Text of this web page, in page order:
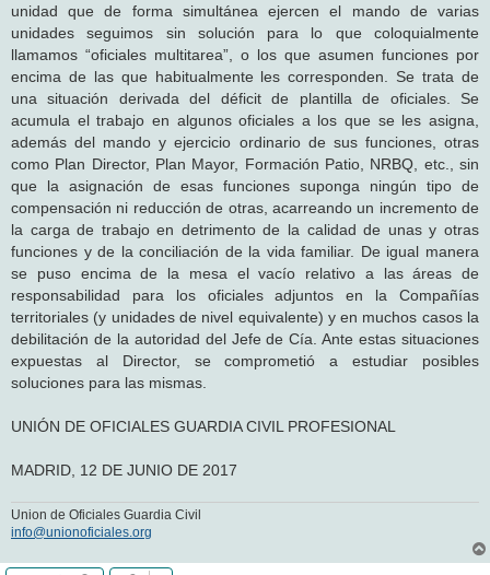
unidad que de forma simultánea ejercen el mando de varias
unidades seguimos sin solución para lo que coloquialmente
llamamos “oficiales multitarea”, o los que asumen funciones por
encima de las que habitualmente les corresponden. Se trata de
una situación derivada del déficit de plantilla de oficiales. Se
acumula el trabajo en algunos oficiales a los que se les asigna,
además del mando y ejercicio ordinario de sus funciones, otras
como Plan Director, Plan Mayor, Formación Patio, NRBQ, etc., sin
que la asignación de esas funciones suponga ningún tipo de
compensación ni reducción de otras, acarreando un incremento de
la carga de trabajo en detrimento de la calidad de unas y otras
funciones y de la conciliación de la vida familiar. De igual manera
se puso encima de la mesa el vacío relativo a las áreas de
responsabilidad para los oficiales adjuntos en la Compañías
territoriales (y unidades de nivel equivalente) y en muchos casos la
debilitación de la autoridad del Jefe de Cía. Ante estas situaciones
expuestas al Director, se comprometió a estudiar posibles
soluciones para las mismas.
UNIÓN DE OFICIALES GUARDIA CIVIL PROFESIONAL
MADRID, 12 DE JUNIO DE 2017
Union de Oficiales Guardia Civil
info@unionoficiales.org